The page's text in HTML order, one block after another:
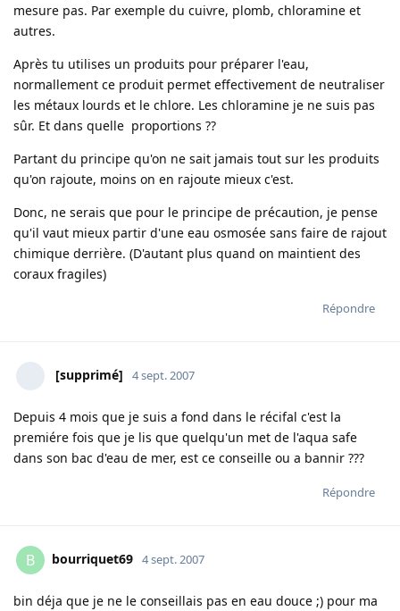
mesure pas. Par exemple du cuivre, plomb, chloramine et
autres.
Après tu utilises un produits pour préparer l'eau,
normallement ce produit permet effectivement de neutraliser
les métaux lourds et le chlore. Les chloramine je ne suis pas
sûr. Et dans quelle proportions ??
Partant du principe qu'on ne sait jamais tout sur les produits
qu'on rajoute, moins on en rajoute mieux c'est.
Donc, ne serais que pour le principe de précaution, je pense
qu'il vaut mieux partir d'une eau osmosée sans faire de rajout
chimique derrière. (D'autant plus quand on maintient des
coraux fragiles)
Répondre
[supprimé] 4 sept. 2007
Depuis 4 mois que je suis a fond dans le récifal c'est la
premiére fois que je lis que quelqu'un met de l'aqua safe
dans son bac d'eau de mer, est ce conseille ou a bannir ???
Répondre
B bourriquet69 4 sept. 2007
bin déja que je ne le conseillais pas en eau douce ;) pour ma